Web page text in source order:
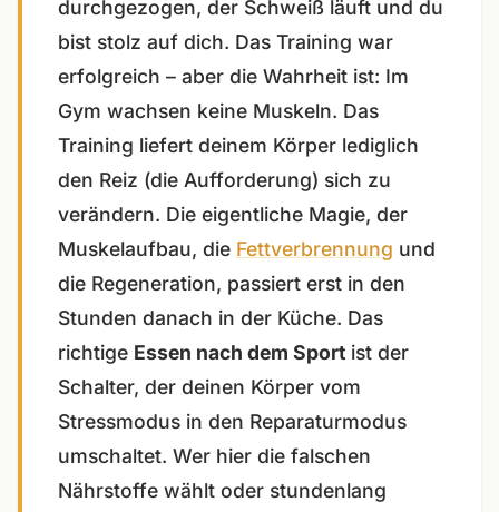
durchgezogen, der Schweiß läuft und du
bist stolz auf dich. Das Training war
erfolgreich – aber die Wahrheit ist: Im
Gym wachsen keine Muskeln. Das
Training liefert deinem Körper lediglich
den Reiz (die Aufforderung) sich zu
verändern. Die eigentliche Magie, der
Muskelaufbau, die Fettverbrennung und
die Regeneration, passiert erst in den
Stunden danach in der Küche. Das
richtige Essen nach dem Sport ist der
Schalter, der deinen Körper vom
Stressmodus in den Reparaturmodus
umschaltet. Wer hier die falschen
Nährstoffe wählt oder stundenlang